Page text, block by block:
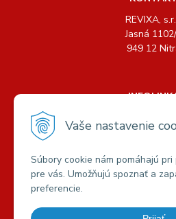
Vaše nastavenie
Súbory cookie nám pomáhajú
pre vás. Umožňujú spoznať a
preferencie.
REVIXA,
Jasná
949 12
Tel.: +421 904 158 489,
E-mail:
VŠETKO O
Obchodné